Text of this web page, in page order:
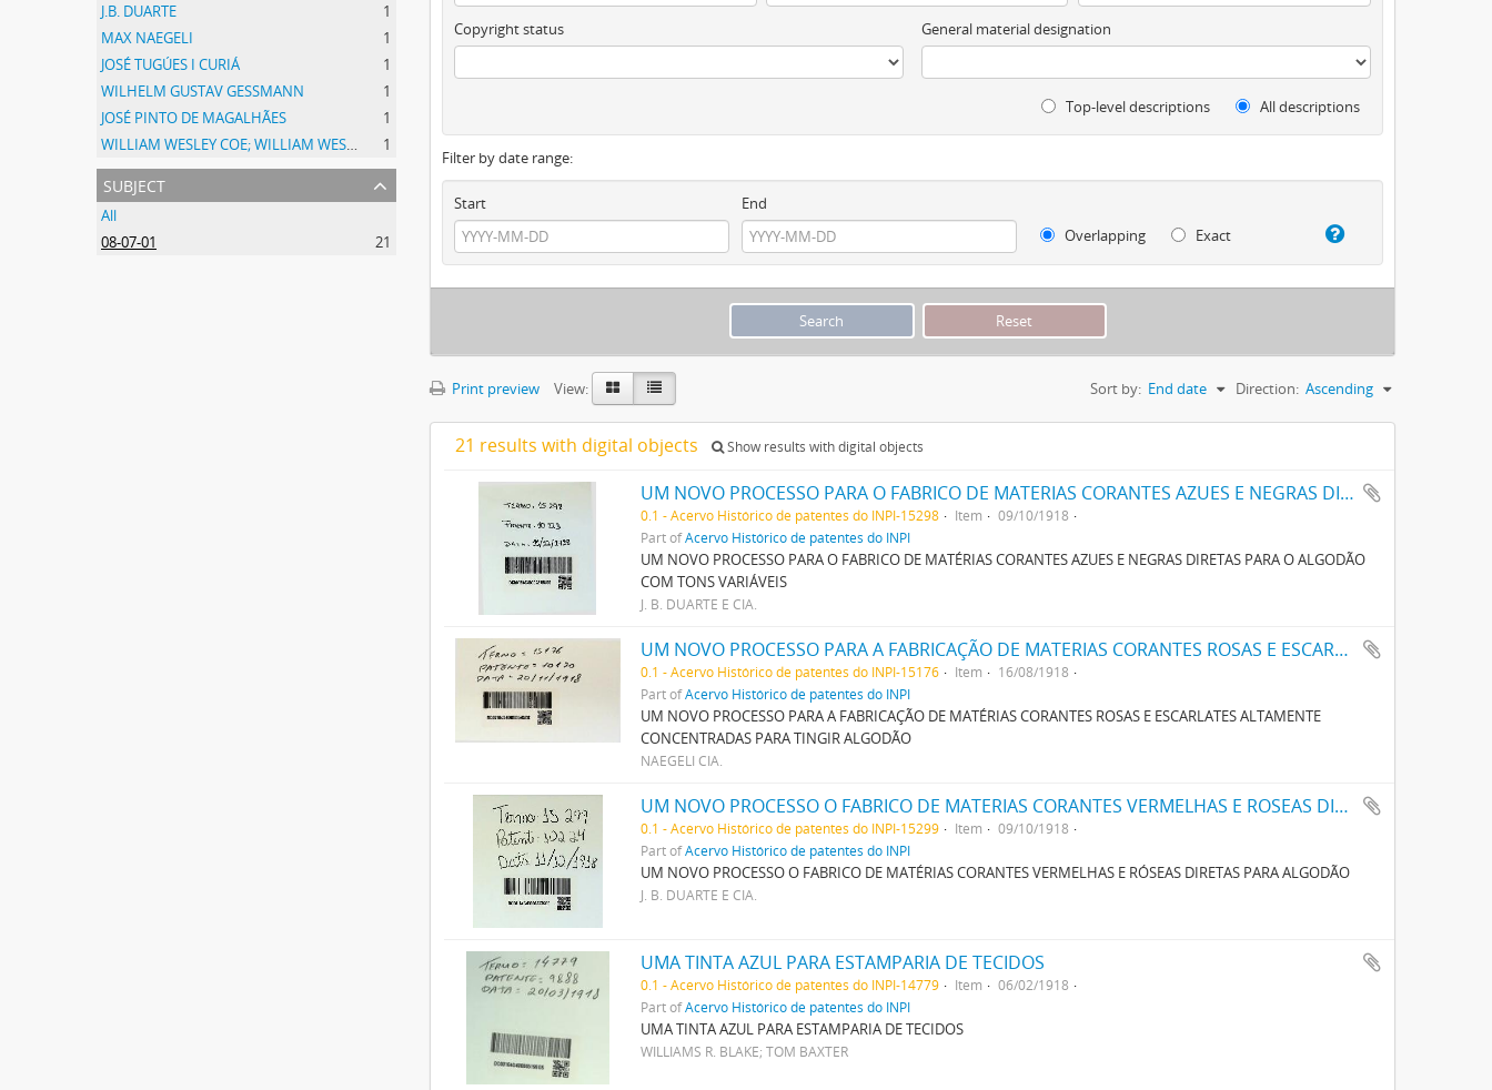
J.B. DUARTE
1
MAX NAEGELI
1
JOSÉ TUGÚES I CURIÁ
1
WILHELM GUSTAV GESSMANN
1
JOSÉ PINTO DE MAGALHÃES
1
WILLIAM WESLEY COE; WILLIAM WESLEY COE JUNIOR
1
subject
All
08-07-01
21
Copyright status General material designation
Top-level descriptions All descriptions
Filter by date range:
Start
End
Overlapping
Exact
Print preview View: Sort by: End date Direction: Ascending
21 results with digital objects Show results with digital objects
UM NOVO PROCESSO PARA O FABRICO DE MATERIAS CORANTES AZUES E NEGRAS DIRECTAS PARA O ALGODÃO COM TONS VARIAVEIS
0.1 - Acervo Histórico de patentes do INPI-15298 Item
09/10/1918
Part ofAcervo Histórico de patentes do INPI
UM NOVO PROCESSO PARA O FABRICO DE MATÉRIAS CORANTES AZUES E NEGRAS DIRETAS PARA O ALGODÃO
COM TONS VARIÁVEIS
J. B. DUARTE E CIA.
UM NOVO PROCESSO PARA A FABRICAÇÃO DE MATERIAS CORANTES ROSAS E ESCARLATES ALTAMENTE CONCENTRADAS PARA TINGIR ALGODÃO
0.1 - Acervo Histórico de patentes do INPI-15176 Item
16/08/1918
Part ofAcervo Histórico de patentes do INPI
UM NOVO PROCESSO PARA A FABRICAÇÃO DE MATÉRIAS CORANTES ROSAS E ESCARLATES ALTAMENTE
CONCENTRADAS PARA TINGIR ALGODÃO
NAEGELI CIA.
UM NOVO PROCESSO O FABRICO DE MATERIAS CORANTES VERMELHAS E ROSEAS DIRECTAS PARA ALGODÃO
0.1 - Acervo Histórico de patentes do INPI-15299 Item
09/10/1918
Part ofAcervo Histórico de patentes do INPI
UM NOVO PROCESSO O FABRICO DE MATÉRIAS CORANTES VERMELHAS E RÓSEAS DIRETAS PARA ALGODÃO
J. B. DUARTE E CIA.
UMA TINTA AZUL PARA ESTAMPARIA DE TECIDOS
0.1 - Acervo Histórico de patentes do INPI-14779 Item
06/02/1918
Part ofAcervo Histórico de patentes do INPI
UMA TINTA AZUL PARA ESTAMPARIA DE TECIDOS
WILLIAMS R. BLAKE; TOM BAXTER